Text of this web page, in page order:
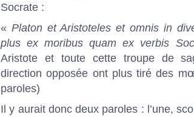
Socrate :
« Platon et Aristoteles et omnis in
plus ex moribus quam ex verbis
Aristote et toute cette troupe de
direction opposée ont plus tiré des
paroles)
Il y aurait donc deux paroles : l’une,